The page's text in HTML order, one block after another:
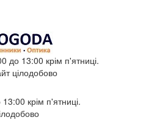
до 13:00 крім п'ятниці.
цілодобово
крім п'ятниці.